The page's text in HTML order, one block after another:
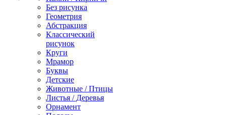
Без рисунка
Геометрия
Абстракция
Классический
рисунок
Круги
Мрамор
Буквы
Детские
Животные / Птицы
Листья / Деревья
Орнамент